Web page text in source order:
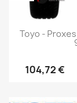
Toyo - Proxes
104,72 €